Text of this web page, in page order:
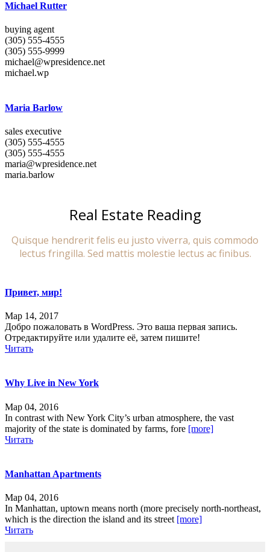
Michael Rutter
buying agent
(305) 555-4555
(305) 555-9999
michael@wpresidence.net
michael.wp
Maria Barlow
sales executive
(305) 555-4555
(305) 555-4555
maria@wpresidence.net
maria.barlow
Real Estate Reading
Quisque hendrerit felis eu justo viverra, quis commodo
lectus fringilla. Sed mattis molestie lectus ac finibus.
Привет, мир!
Мар 14, 2017
Добро пожаловать в WordPress. Это ваша первая запись.
Отредактируйте или удалите её, затем пишите!
Читать
Why Live in New York
Мар 04, 2016
In contrast with New York City’s urban atmosphere, the vast
majority of the state is dominated by farms, fore [more]
Читать
Manhattan Apartments
Мар 04, 2016
In Manhattan, uptown means north (more precisely north-northeast,
which is the direction the island and its street [more]
Читать